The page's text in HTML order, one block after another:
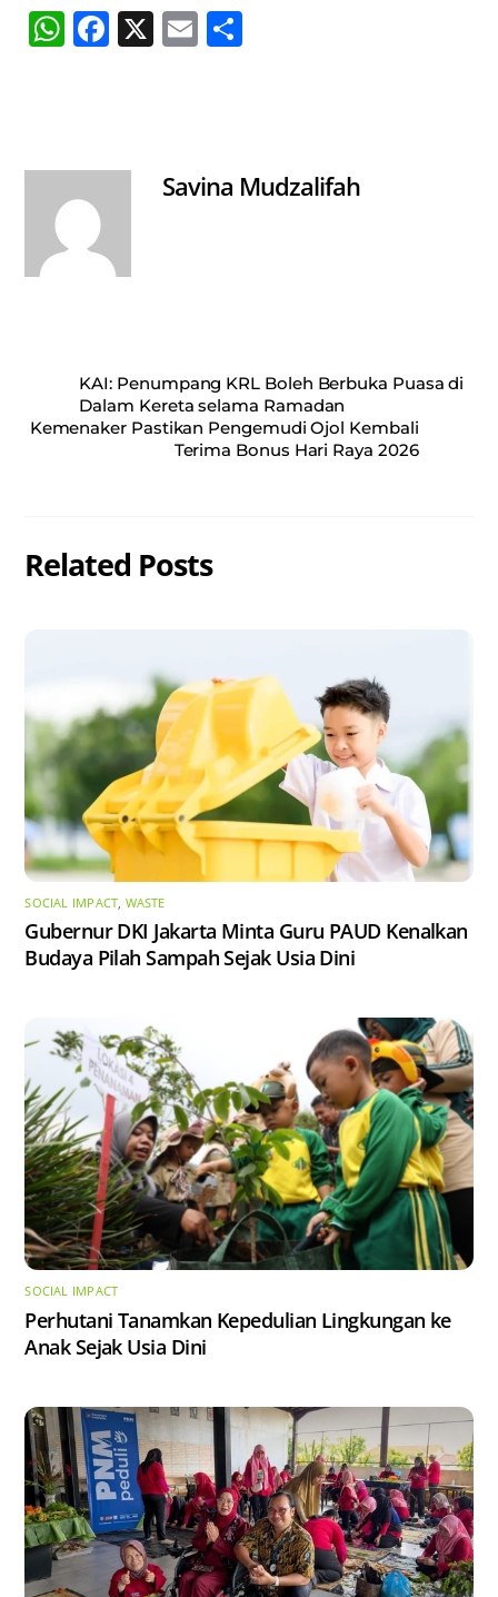
W
pp
Fa X E
Savina Mudzalifah
KAI: Penumpang KRL Boleh Berbuka Puasa di
Dalam Kereta selama Ramadan
Kemenaker Pastikan Pengemudi Ojol Kembali
Terima Bonus Hari Raya 2026
Related Posts
SOCIAL IMPACT, WASTE
Gubernur DKI Jakarta Minta Guru PAUD Kenalkan
Budaya Pilah Sampah Sejak Usia Dini
SOCIAL IMPACT
Perhutani Tanamkan Kepedulian Lingkungan ke
Anak Sejak Usia Dini